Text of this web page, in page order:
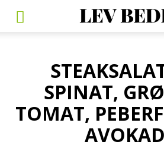
SPINAT,
TOMAT,